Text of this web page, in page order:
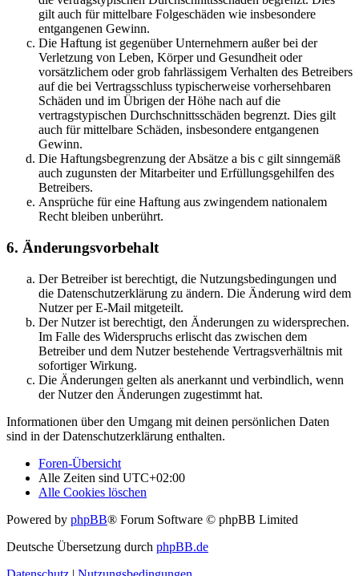
gilt auch für mittelbare Folgeschäden wie insbesondere
entgangenen Gewinn.
Die Haftung ist gegenüber Unternehmern außer bei der
Verletzung von Leben, Körper und Gesundheit oder
vorsätzlichem oder grob fahrlässigem Verhalten des Betreibers
auf die bei Vertragsschluss typischerweise vorhersehbaren
Schäden und im Übrigen der Höhe nach auf die
vertragstypischen Durchschnittsschäden begrenzt. Dies gilt
auch für mittelbare Schäden, insbesondere entgangenen
Gewinn.
Die Haftungsbegrenzung der Absätze a bis c gilt sinngemäß
auch zugunsten der Mitarbeiter und Erfüllungsgehilfen des
Betreibers.
Ansprüche für eine Haftung aus zwingendem nationalem
Recht bleiben unberührt.
6. Änderungsvorbehalt
Der Betreiber ist berechtigt, die Nutzungsbedingungen und
die Datenschutzerklärung zu ändern. Die Änderung wird dem
Nutzer per E-Mail mitgeteilt.
Der Nutzer ist berechtigt, den Änderungen zu widersprechen.
Im Falle des Widerspruchs erlischt das zwischen dem
Betreiber und dem Nutzer bestehende Vertragsverhältnis mit
sofortiger Wirkung.
Die Änderungen gelten als anerkannt und verbindlich, wenn
der Nutzer den Änderungen zugestimmt hat.
Informationen über den Umgang mit deinen persönlichen Daten
sind in der Datenschutzerklärung enthalten.
Foren-Übersicht
Alle Zeiten sind UTC+02:00
Alle Cookies löschen
Powered by phpBB® Forum Software © phpBB Limited
Deutsche Übersetzung durch phpBB.de